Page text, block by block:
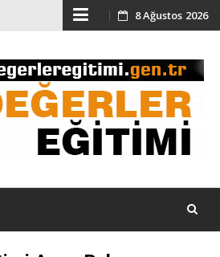
Skip
content
8 Ağustos 2026